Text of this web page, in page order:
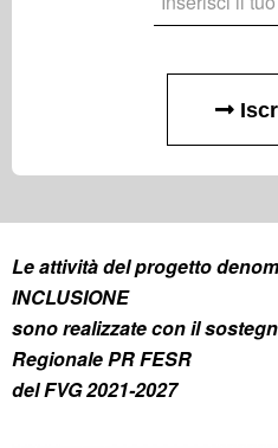
Le attività del progetto
INCLUSIONE
sono realizzate con il
Regionale PR FESR
del FVG 2021-2027